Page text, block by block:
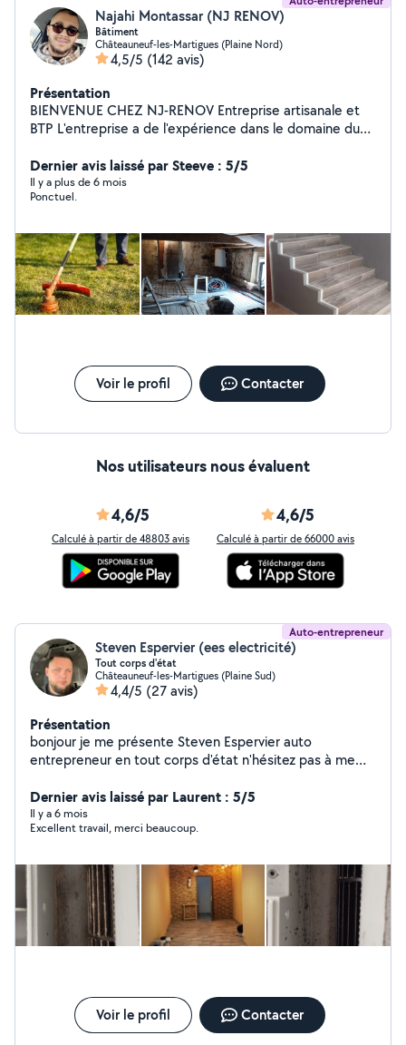
Najahi Montassar (NJ RENOV)
Bâtiment
Châteauneuf-les-Martigues (Plaine Nord)
4,5/5 (142 avis)
Présentation
BIENVENUE CHEZ NJ-RENOV Entreprise artisanale et
BTP L'entreprise a de l'expérience dans le domaine du
Dernier avis laissé par Steeve : 5/5
Il y a plus de 6 mois
Ponctuel.
Voir le profil Contacter
Nos utilisateurs nous évaluent
4,6/5
Calculé à partir de 48803 avis
4,6/5
Calculé à partir de 66000 avis
Auto-entrepreneur
Steven Espervier (ees electricité)
Tout corps d'état
Châteauneuf-les-Martigues (Plaine Sud)
4,4/5 (27 avis)
Présentation
bonjour je me présente Steven Espervier auto
entrepreneur en tout corps d'état n'hésitez pas à me
Dernier avis laissé par Laurent : 5/5
Il y a 6 mois
Excellent travail, merci beaucoup.
Voir le profil Contacter